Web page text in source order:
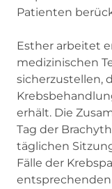
Patienten
Esther arbeitet
medizinischen
sicherzustellen,
erhält. Die
Tag der
täglichen
Fälle der